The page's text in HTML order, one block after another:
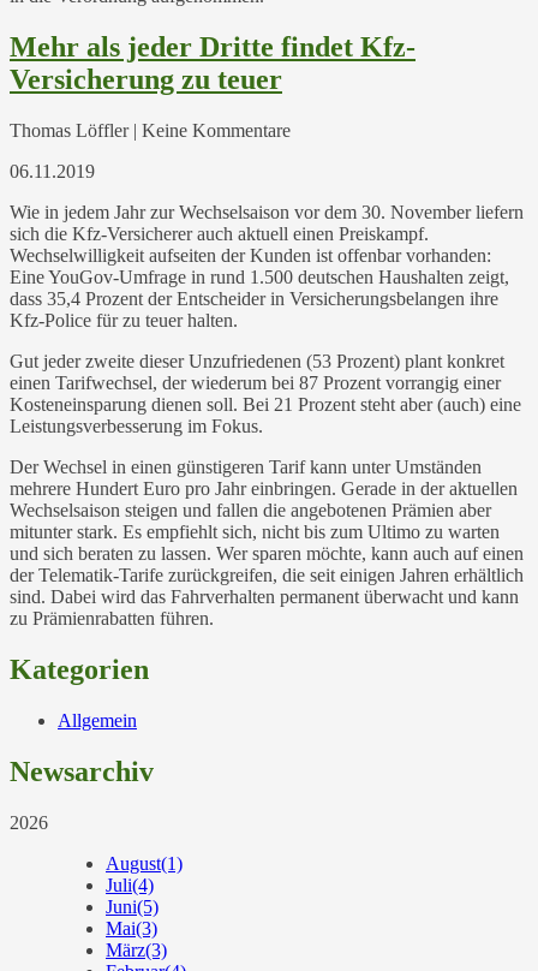
Mehr als jeder Dritte findet Kfz-
Versicherung zu teuer
Thomas Löffler | Keine Kommentare
06.11.2019
Wie in jedem Jahr zur Wechselsaison vor dem 30. November liefern
sich die Kfz-Versicherer auch aktuell einen Preiskampf.
Wechselwilligkeit aufseiten der Kunden ist offenbar vorhanden:
Eine YouGov-Umfrage in rund 1.500 deutschen Haushalten zeigt,
dass 35,4 Prozent der Entscheider in Versicherungsbelangen ihre
Kfz-Police für zu teuer halten.
Gut jeder zweite dieser Unzufriedenen (53 Prozent) plant konkret
einen Tarifwechsel, der wiederum bei 87 Prozent vorrangig einer
Kosteneinsparung dienen soll. Bei 21 Prozent steht aber (auch) eine
Leistungsverbesserung im Fokus.
Der Wechsel in einen günstigeren Tarif kann unter Umständen
mehrere Hundert Euro pro Jahr einbringen. Gerade in der aktuellen
Wechselsaison steigen und fallen die angebotenen Prämien aber
mitunter stark. Es empfiehlt sich, nicht bis zum Ultimo zu warten
und sich beraten zu lassen. Wer sparen möchte, kann auch auf einen
der Telematik-Tarife zurückgreifen, die seit einigen Jahren erhältlich
sind. Dabei wird das Fahrverhalten permanent überwacht und kann
zu Prämienrabatten führen.
Kategorien
Allgemein
Newsarchiv
2026
August(1)
Juli(4)
Juni(5)
Mai(3)
März(3)